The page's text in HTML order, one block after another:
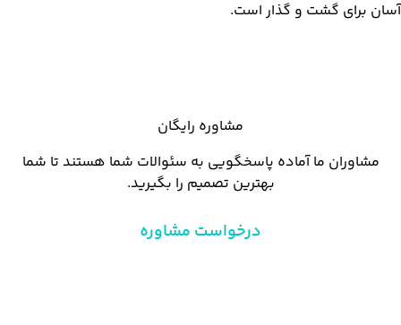
آسان برای گشت و گذار است.
مشاوره رایگان
مشاوران ما آماده پاسخگویی به سئوالات شما هستند تا شما
بهترین تصمیم را بگیرید.
درخواست مشاوره